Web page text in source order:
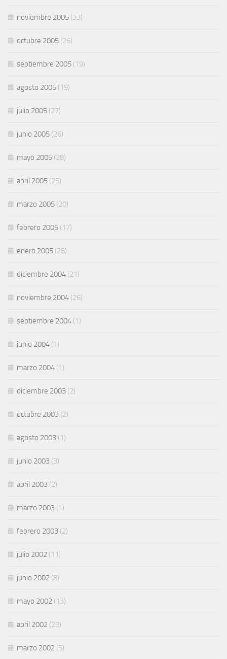
noviembre 2005 (33)
octubre 2005 (26)
septiembre 2005 (19)
agosto 2005 (19)
julio 2005 (27)
junio 2005 (26)
mayo 2005 (28)
abril 2005 (25)
marzo 2005 (20)
febrero 2005 (17)
enero 2005 (28)
diciembre 2004 (21)
noviembre 2004 (26)
septiembre 2004 (1)
junio 2004 (1)
marzo 2004 (1)
diciembre 2003 (2)
octubre 2003 (2)
agosto 2003 (1)
junio 2003 (3)
abril 2003 (2)
marzo 2003 (1)
febrero 2003 (2)
julio 2002 (11)
junio 2002 (8)
mayo 2002 (13)
abril 2002 (23)
marzo 2002 (5)